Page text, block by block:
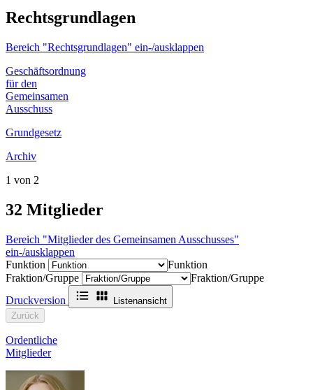
Rechtsgrundlagen
Bereich "Rechtsgrundlagen" ein-/ausklappen
Geschäftsordnung
für den
Gemeinsamen
Ausschuss
Grundgesetz
Archiv
1 von 2
32 Mitglieder
Bereich "Mitglieder des Gemeinsamen Ausschusses"
ein-/ausklappen
Funktion
Funktion
Fraktion/Gruppe
Fraktion/Gruppe
Druckversion
Listenansicht
Zurück
Ordentliche
Mitglieder